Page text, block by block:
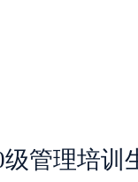
级管理培训